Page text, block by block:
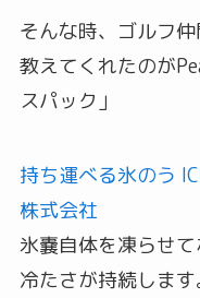
そんな時、ゴルフ
教えてくれたのが
スパック」
持ち運べる氷のう
株式会社
氷嚢自体を凍らせ
冷たさが持続します